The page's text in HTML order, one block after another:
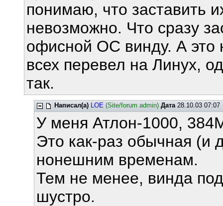
понимаю, что заставить
невозможно. Что сразу
офисной ОС винду. А это
всех перевел на Линух,
так.
Написал(а) LOE (Site/forum admin) Дата28.10.03 07:07
У меня Атлон-1000,
Это как-раз обычная (и
нонешним временам.
Тем не менее, винда
шустро.